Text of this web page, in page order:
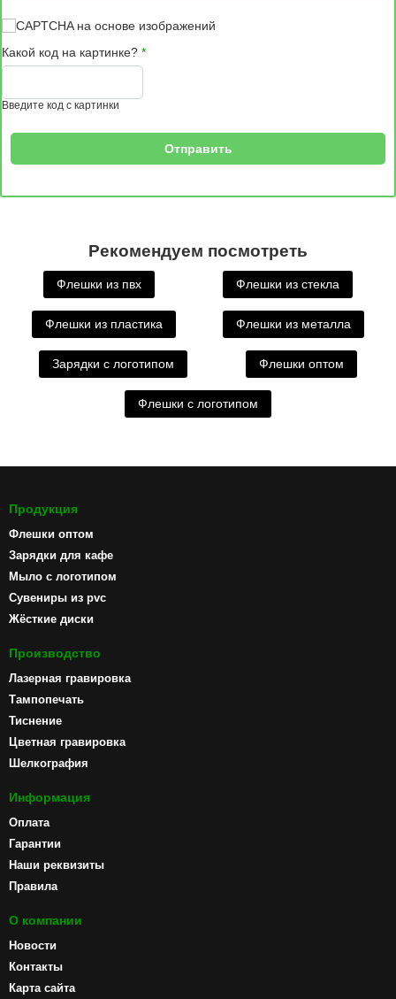
Какой код на картинке? *
Введите код с картинки
Рекомендуем посмотреть
Флешки из пвх Флешки из стекла
Флешки из пластика Флешки из металла
Зарядки с логотипом Флешки оптом
Флешки с логотипом
Продукция
Флешки оптом
Зарядки для кафе
Мыло с логотипом
Сувениры из pvc
Жёсткие диски
Производство
Лазерная гравировка
Тампопечать
Тиснение
Цветная гравировка
Шелкография
Информация
Оплата
Гарантии
Наши реквизиты
Правила
О компании
Новости
Контакты
Карта сайта